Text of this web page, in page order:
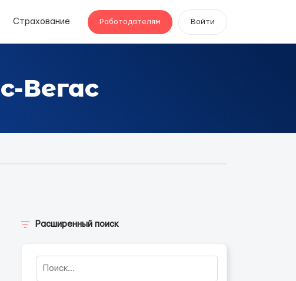
Страхование Работодателям Войти
Вегас
Расширенный поиск